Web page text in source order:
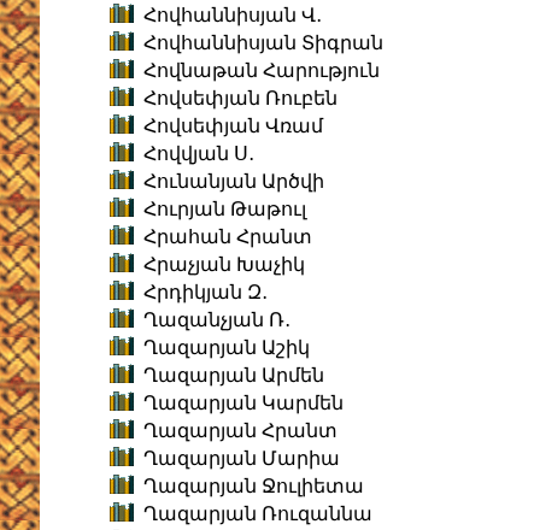
Հովհաննիսյան Վ․
Հովհաննիսյան Տիգրան
Հովնաթան Հարություն
Հովսեփյան Ռուբեն
Հովսեփյան Վռամ
Հովվյան Ս․
Հունանյան Արծվի
Հուրյան Թաթուլ
Հրահան Հրանտ
Հրաչյան Խաչիկ
Հրդիկյան Զ․
Ղազանչյան Ռ․
Ղազարյան Աշիկ
Ղազարյան Արմեն
Ղազարյան Կարմեն
Ղազարյան Հրանտ
Ղազարյան Մարիա
Ղազարյան Ջուլիետա
Ղազարյան Ռուզաննա